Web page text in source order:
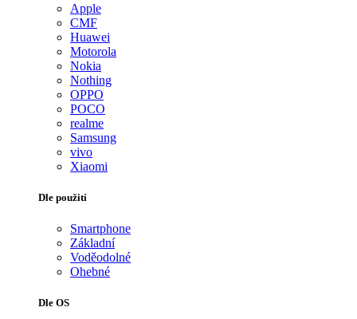
Apple
CMF
Huawei
Motorola
Nokia
Nothing
OPPO
POCO
realme
Samsung
vivo
Xiaomi
Dle použití
Smartphone
Základní
Voděodolné
Ohebné
Dle OS